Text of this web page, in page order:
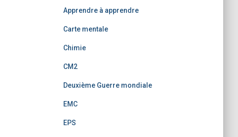
Apprendre à apprendre
Carte mentale
Chimie
CM2
Deuxième Guerre mondiale
EMC
EPS